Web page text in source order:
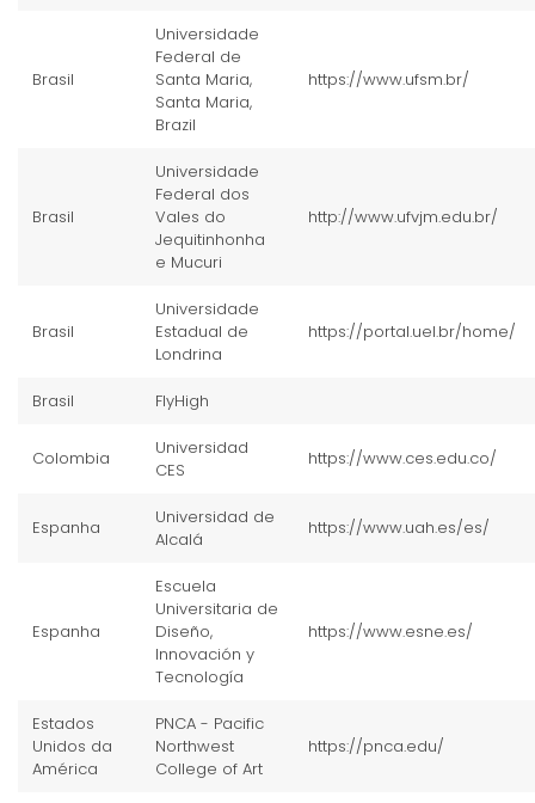
Brasil
Universidade
Federal de
Santa Maria,
Santa Maria,
Brazil
https://www.ufsm.br/
Brasil
Universidade
Federal dos
Vales do
Jequitinhonha
e Mucuri
http://www.ufvjm.edu.br/
Brasil
Universidade
Estadual de
Londrina
https://portal.uel.br/home/
Brasil FlyHigh
Colombia
Universidad
CES
https://www.ces.edu.co/
Espanha
Universidad de
Alcalá
https://www.uah.es/es/
Espanha
Escuela
Universitaria de
Diseño,
Innovación y
Tecnología
https://www.esne.es/
Estados
Unidos da
América
PNCA - Pacific
Northwest
College of Art
https://pnca.edu/